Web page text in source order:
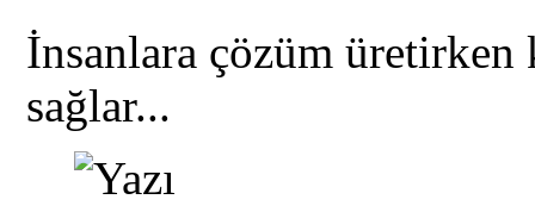
İnsanlara çözüm
sağlar...